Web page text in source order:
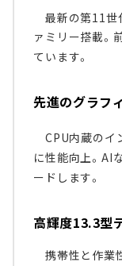
最新の第11世
ァミリー搭載。
ています。
先進のグラフ
CPU内蔵のイ
に性能向上。AI
ードします。
高輝度13.3型
携帯性と作業